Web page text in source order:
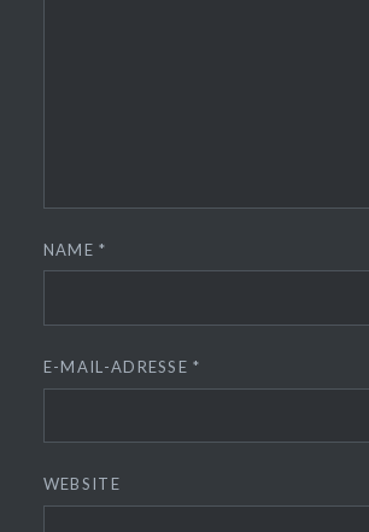
NAME*
E-MAIL-ADRESSE*
WEBSITE